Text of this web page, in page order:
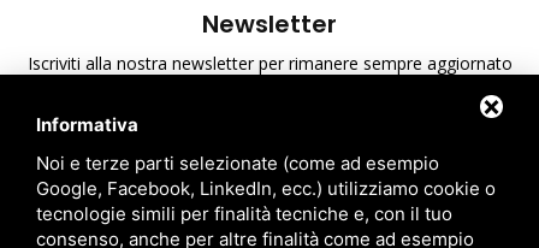
Newsletter
Iscriviti alla nostra newsletter per rimanere sempre aggiornato
Ho preso visione dell'informativa sulla privacy
Informativa
Noi e terze parti selezionate (come ad esempio
Google, Facebook, LinkedIn, ecc.) utilizziamo cookie o
tecnologie simili per finalità tecniche e, con il tuo
consenso, anche per altre finalità come ad esempio